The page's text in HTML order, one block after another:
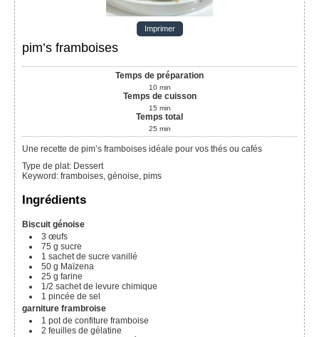
Imprimer
pim’s framboises
Temps de préparation
10 min
Temps de cuisson
15 min
Temps total
25 min
Une recette de pim’s framboises idéale pour vos thés ou cafés
Type de plat: Dessert
Keyword: framboises, génoise, pims
Ingrédients
Biscuit génoise
3 œufs
75 g sucre
1 sachet de sucre vanillé
50 g Maïzena
25 g farine
1/2 sachet de levure chimique
1 pincée de sel
garniture frambroise
1 pot de confiture framboise
2 feuilles de gélatine